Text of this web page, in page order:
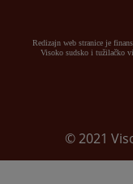
Redizajn web stranice je
Visoko sudsko i tužilačko
© 2021